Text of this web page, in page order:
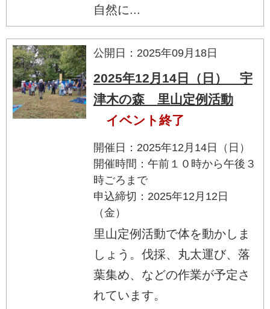
自然に...
公開日：2025年09月18日
2025年12月14日（日） 宇
津木の森 里山定例活動
イベント終了
開催日：2025年12月14日（日）
開催時間：午前１０時から午後３
時ごろまで
申込締切：2025年12月12日
（金）
里山定例活動で体を動かしま
しょう。伐採、丸太運び、落
葉集め、などの作業が予定さ
れています。